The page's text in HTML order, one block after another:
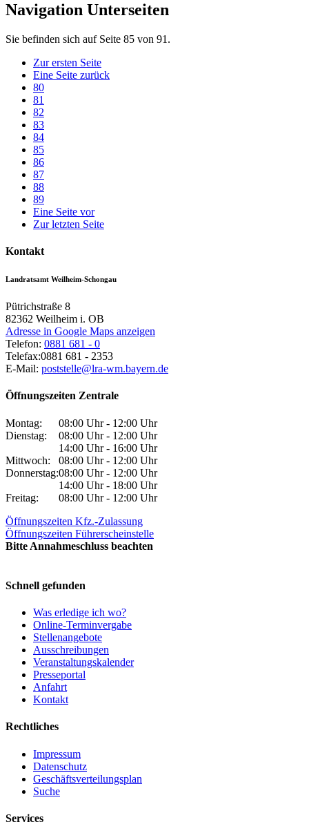
Navigation Unterseiten
Sie befinden sich auf Seite 85 von 91.
Zur ersten Seite
Eine Seite zurück
80
81
82
83
84
85
86
87
88
89
Eine Seite vor
Zur letzten Seite
Kontakt
Landratsamt Weilheim-Schongau
Pütrichstraße 8
82362 Weilheim i. OB
Adresse in Google Maps anzeigen
Telefon: 0881 681 - 0
Telefax:0881 681 - 2353
E-Mail: poststelle@lra-wm.bayern.de
Öffnungszeiten Zentrale
Montag:
08:00 Uhr - 12:00 Uhr
Dienstag:
08:00 Uhr - 12:00 Uhr
14:00 Uhr - 16:00 Uhr
Mittwoch:
08:00 Uhr - 12:00 Uhr
Donnerstag:08:00 Uhr - 12:00 Uhr
14:00 Uhr - 18:00 Uhr
Freitag:
08:00 Uhr - 12:00 Uhr
Öffnungszeiten Kfz.-Zulassung
Öffnungszeiten Führerscheinstelle
Bitte Annahmeschluss beachten
Schnell gefunden
Was erledige ich wo?
Online-Terminvergabe
Stellenangebote
Ausschreibungen
Veranstaltungskalender
Presseportal
Anfahrt
Kontakt
Rechtliches
Impressum
Datenschutz
Geschäftsverteilungsplan
Suche
Services